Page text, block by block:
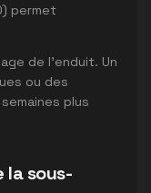
permet
de l'enduit. Un
ou des
plus
la sous-